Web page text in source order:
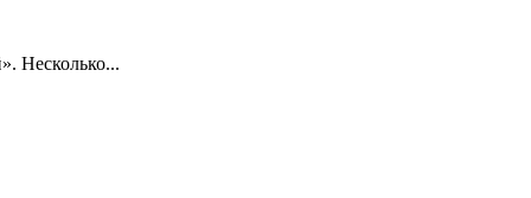
Несколько...